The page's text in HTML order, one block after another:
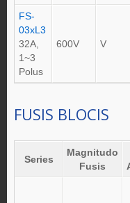
FS-
03xL3
32A,
1~3
Polus
600V V
FUSIS BLOCIS
Series
Magnitudo
Fusis